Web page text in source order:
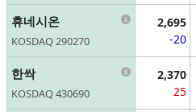
휴네시온
KOSDAQ 290270
Information
2,695
-20
한싹
KOSDAQ 430690
Information
2,370
25